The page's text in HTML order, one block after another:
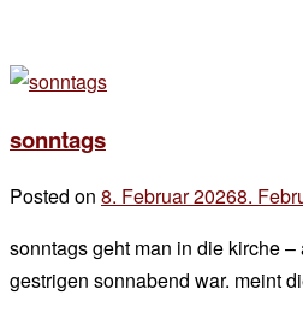
sonntags
Posted on 8. Februar 20268.
sonntags geht man in die kirche
gestrigen sonnabend war. meint